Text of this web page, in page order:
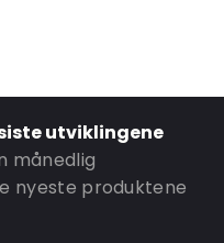
utviklingene
månedlig
nyeste produktene